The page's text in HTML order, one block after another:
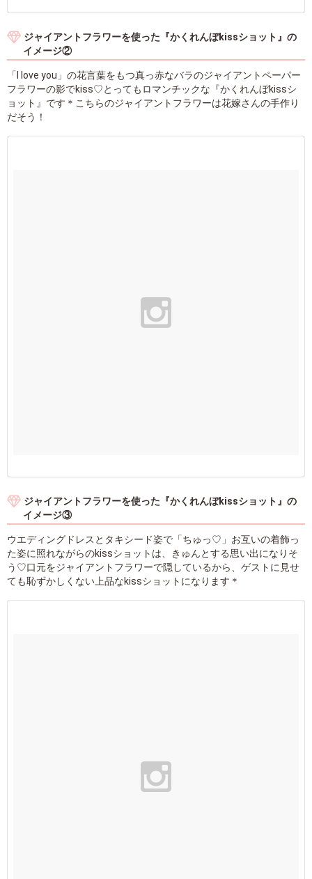
ジャイアントフラワーを使った『かくれんぼkissショット』の
イメージ②
「I love you」の花言葉をもつ真っ赤なバラのジャイアントペーパー
フラワーの影でkiss♡とってもロマンチックな『かくれんぼkissシ
ョット』です＊こちらのジャイアントフラワーは花嫁さんの手作り
だそう！
ジャイアントフラワーを使った『かくれんぼkissショット』の
イメージ③
ウエディングドレスとタキシード姿で「ちゅっ♡」お互いの着飾っ
た姿に照れながらのkissショットは、きゅんとする思い出になりそ
う♡口元をジャイアントフラワーで隠しているから、ゲストに見せ
ても恥ずかしくない上品なkissショットになります＊